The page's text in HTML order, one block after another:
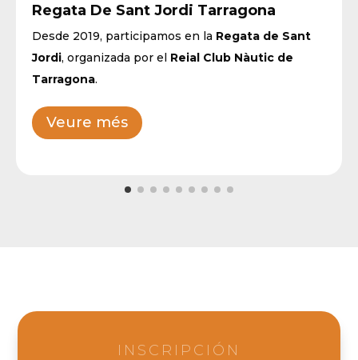
Regata De Sant Jordi Tarragona
Desde 2019, participamos en la Regata de Sant
Jordi, organizada por el Reial Club Nàutic de
Tarragona.
Veure més
INSCRIPCIÓN